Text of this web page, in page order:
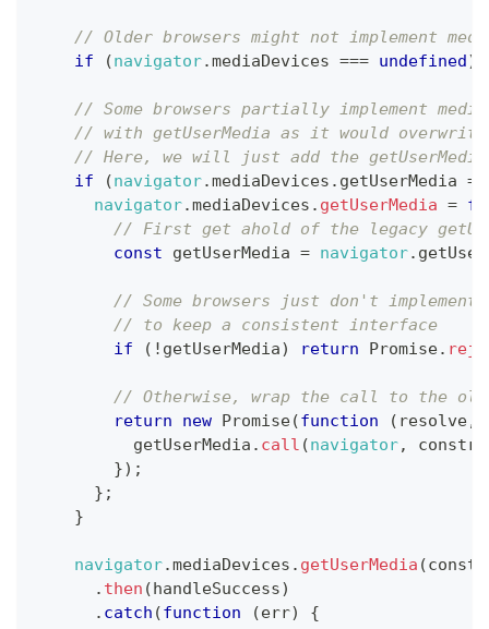
// Older browsers might not implement
if
(navigator.mediaDevices === undefined)
// Some browsers partially implement
// with getUserMedia as it would
// Here, we will just add the
if
(navigator.mediaDevices . getUserMedia
navigator.mediaDevices . getUserMedia =
// First get ahold of the legacy
const getUserMedia = navigator.
// Some browsers just don't
// to keep a consistent interface
if
( ! getUserMedia) return Promise.
// Otherwise, wrap the call to the old
return
new Promise(function ( resolve,
          getUserMedia
. call (navigator,
}) ;
} ;
}
navigator.mediaDevices . getUserMedia (
. then (handleSuccess)
. catch (function (err)
{